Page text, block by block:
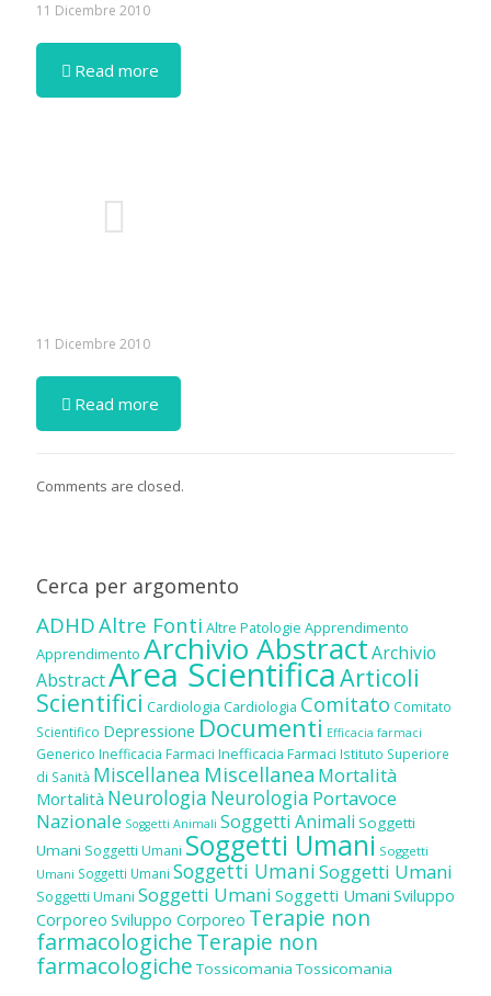
11 Dicembre 2010
Read more
11 Dicembre 2010
Read more
Comments are closed.
Cerca per argomento
ADHDAltre Fonti Altre Patologie Apprendimento
Apprendimento Archivio AbstractArchivio
AbstractArea ScientificaArticoli
Scientifici Cardiologia Cardiologia Comitato Comitato
Scientifico Depressione Documenti Efficacia farmaci
Generico Inefficacia Farmaci Inefficacia Farmaci Istituto Superiore
di Sanità Miscellanea Miscellanea Mortalità
Mortalità Neurologia Neurologia Portavoce
Nazionale Soggetti Animali Soggetti Animali Soggetti
Umani Soggetti Umani Soggetti Umani Soggetti
Umani Soggetti Umani Soggetti UmaniSoggetti Umani
Soggetti Umani Soggetti Umani Soggetti Umani Sviluppo
Corporeo Sviluppo Corporeo Terapie non
farmacologicheTerapie non
farmacologiche Tossicomania Tossicomania